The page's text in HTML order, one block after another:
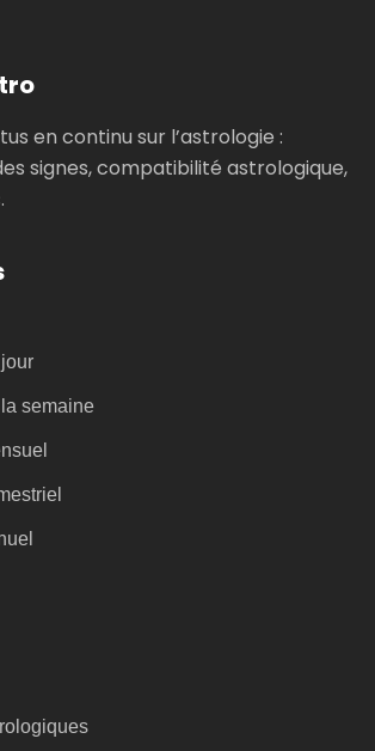
en continu sur l’astrologie :
signes, compatibilité astrologique,
semaine